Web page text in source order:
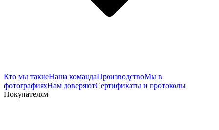
Кто мы такиеНаша командаПроизводствоМы в
фотографияхНам доверяютСертификаты и протоколы
Покупателям